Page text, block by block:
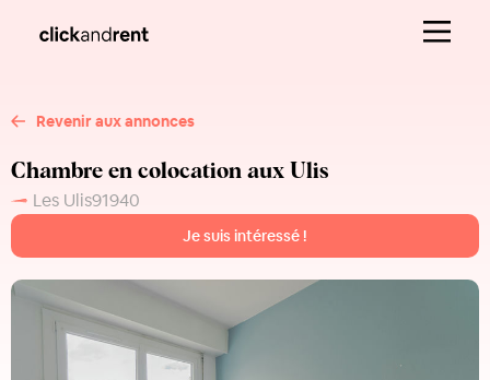
Revenir aux annonces
Chambre en colocation aux Ulis
Les Ulis91940
Je suis intéressé !